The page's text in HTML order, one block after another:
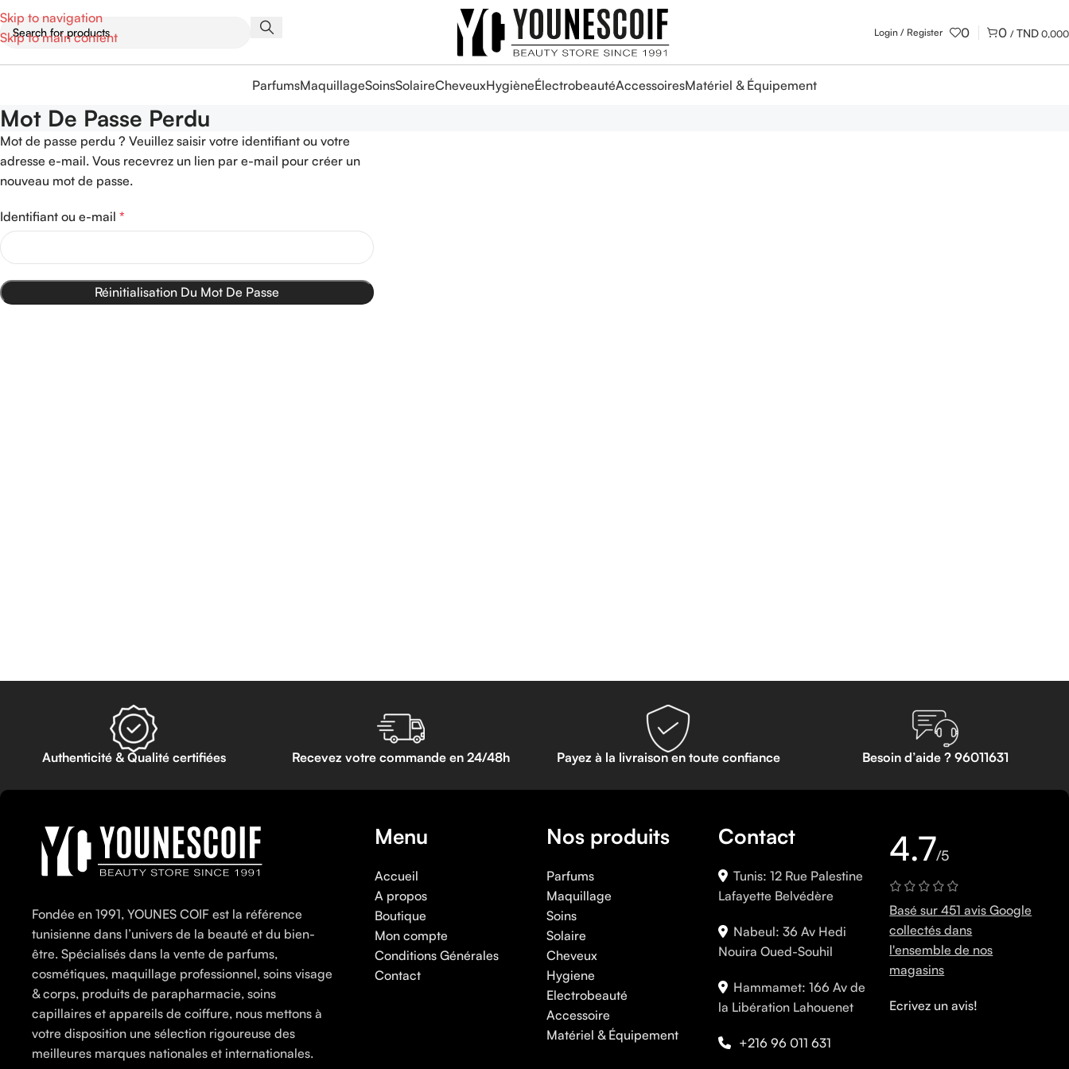
Skip to navigation
Skip to main content
Login / Register 0 0 / 0,000
ParfumsMaquillageSoinsSolaireCheveuxHygièneÉlectrobeautéAccessoiresMatériel & Équipement
Mot De Passe Perdu
Mot de passe perdu ? Veuillez saisir votre identifiant ou votre
adresse e-mail. Vous recevrez un lien par e-mail pour créer un
nouveau mot de passe.
Identifiant ou e-mail *
Réinitialisation Du Mot De Passe
Authenticité & Qualité certifiées Recevez votre commande en 24/48h Payez à la livraison en toute confiance Besoin d’aide ? 96011631
Fondée en 1991, YOUNES COIF est la référence
tunisienne dans l’univers de la beauté et du bien-
être. Spécialisés dans la vente de parfums,
cosmétiques, maquillage professionnel, soins visage
& corps, produits de parapharmacie, soins
capillaires et appareils de coiffure, nous mettons à
votre disposition une sélection rigoureuse des
meilleures marques nationales et internationales.
Menu
Accueil
A propos
Boutique
Mon compte
Conditions Générales
Contact
Nos produits
Parfums
Maquillage
Soins
Solaire
Cheveux
Hygiene
Electrobeauté
Accessoire
Matériel & Équipement
Contact
Tunis: 12 Rue Palestine
Lafayette Belvédère
Nabeul: 36 Av Hedi
Nouira Oued-Souhil
Hammamet: 166 Av de
la Libération Lahouenet
+216 96 011 631
4.7/5
Basé sur 451 avis Google
collectés dans
l'ensemble de nos
magasins
Ecrivez un avis!